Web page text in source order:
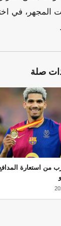
المجهر، في
صلة
من استعارة